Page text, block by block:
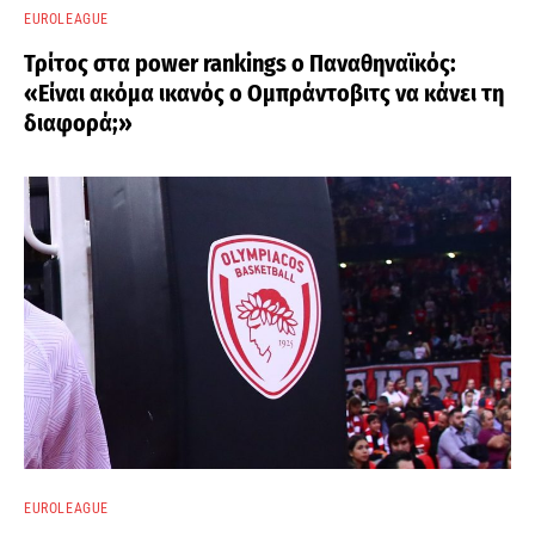
EUROLEAGUE
Τρίτος στα power rankings ο Παναθηναϊκός:
«Είναι ακόμα ικανός ο Ομπράντοβιτς να κάνει τη
διαφορά;»
EUROLEAGUE